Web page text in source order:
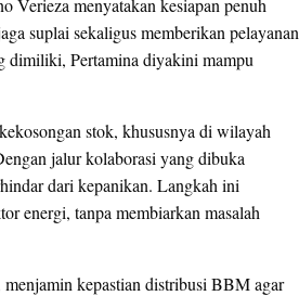
Verieza menyatakan kesiapan penuh
suplai sekaligus memberikan pelayanan
dimiliki, Pertamina diyakini mampu
stok, khususnya di wilayah
jalur kolaborasi yang dibuka
dari kepanikan. Langkah ini
energi, tanpa membiarkan masalah
kepastian distribusi BBM agar